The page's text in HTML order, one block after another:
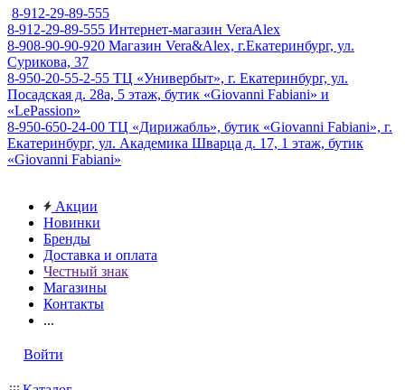
8-912-29-89-555
8-912-29-89-555 Интернет-магазин VeraAlex
8-908-90-90-920 Магазин Vera&Alex, г.Екатеринбург, ул.
Сурикова, 37
8-950-20-55-2-55 ТЦ «Универбыт», г. Екатеринбург, ул.
Посадская д. 28а, 5 этаж, бутик «Giovanni Fabiani» и
«LePassion»
8-950-650-24-00 ТЦ «Дирижабль», бутик «Giovanni Fabiani», г.
Екатеринбург, ул. Академика Шварца д. 17, 1 этаж, бутик
«Giovanni Fabiani»
Акции
Новинки
Бренды
Доставка и оплата
Честный знак
Магазины
Контакты
...
Войти